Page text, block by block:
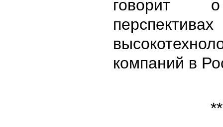
говорит
компаний в